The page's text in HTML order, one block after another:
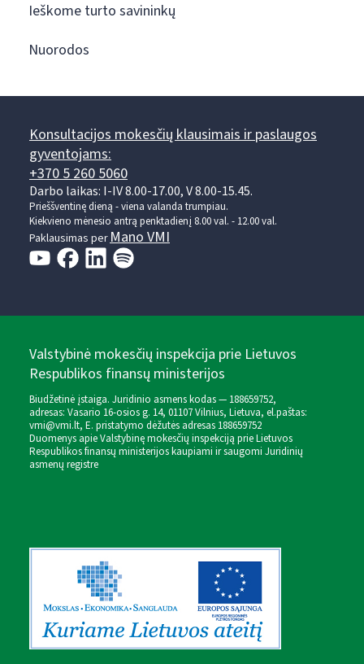
Ieškome turto savininkų
Nuorodos
Konsultacijos mokesčių klausimais ir paslaugos
gyventojams:
+370 5 260 5060
Darbo laikas: I-IV 8.00-17.00, V 8.00-15.45.
Prieššventinę dieną - viena valanda trumpiau.
Kiekvieno mėnesio antrą penktadienį 8.00 val. - 12.00 val.
Paklausimas perMano VMI
Valstybinė mokesčių inspekcija prie Lietuvos
Respublikos finansų ministerijos
Biudžetinė įstaiga. Juridinio asmens kodas — 188659752,
adresas: Vasario 16-osios g. 14, 01107 Vilnius, Lietuva, el.paštas:
vmi@vmi.lt, E. pristatymo dėžutės adresas 188659752
Duomenys apie Valstybinę mokesčių inspekciją prie Lietuvos
Respublikos finansų ministerijos kaupiami ir saugomi Juridinių
asmenų registre